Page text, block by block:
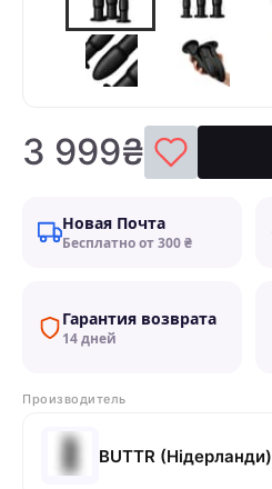
3 999₴
Новая Почта
Бесплатно от 300 ₴
Гарантия возврата
14 дней
Производитель
BUTTR (Нідерланди)